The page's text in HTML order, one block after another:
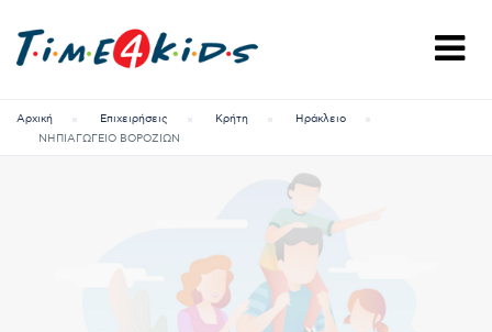
Αρχική Επιχειρήσεις Κρήτη
Ηράκλειο
ΝΗΠΙΑΓΩΓΕΙΟ ΒΟΡΟΖΙΩΝ